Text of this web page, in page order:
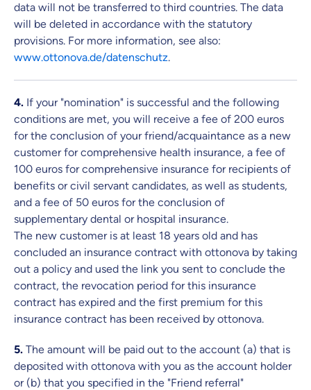
data will not be transferred to third countries. The data
will be deleted in accordance with the statutory
provisions. For more information, see also:
www.ottonova.de/datenschutz.
4. If your "nomination" is successful and the following
conditions are met, you will receive a fee of 200 euros
for the conclusion of your friend/acquaintance as a new
customer for comprehensive health insurance, a fee of
100 euros for comprehensive insurance for recipients of
benefits or civil servant candidates, as well as students,
and a fee of 50 euros for the conclusion of
supplementary dental or hospital insurance.
The new customer is at least 18 years old and has
concluded an insurance contract with ottonova by taking
out a policy and used the link you sent to conclude the
contract, the revocation period for this insurance
contract has expired and the first premium for this
insurance contract has been received by ottonova.
5. The amount will be paid out to the account (a) that is
deposited with ottonova with you as the account holder
or (b) that you specified in the "Friend referral"